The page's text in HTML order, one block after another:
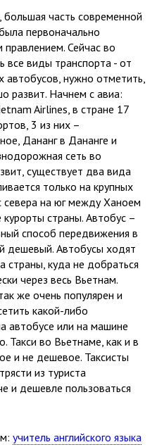
большая часть современной
первоначально
Сейчас во
все виды транспорта - от
нужно отметить,
развит. Начнем с авиа:
Airlines, в стране 17
3 из них –
Дананг в Дананге и
сеть во
существует два вида
только на крупных
севера на юг между Ханоем
страны. Автобус –
способ передвижения в
дешевый. Автобусы ходят
страны, куда не добраться
через весь Вьетнам.
же очень популярен и
какой-либо
автобусе или на машине
Такси во Вьетнаме, как и в
и не дешевое. Таксисты
из туриста
и дешевле пользоваться
учитель английского языка